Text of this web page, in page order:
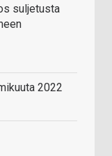
suljetusta
2022